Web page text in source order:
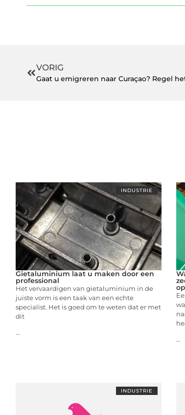
VORIG
Gaat u emigreren naar Curaçao? Regel
INDUSTRIE
Gietaluminium laat u maken door een
professional
Het vervaardigen van gietaluminium in de
juiste vorm is een taak van een echte
specialist. Het is goed om te weten dat er met
dit
...
...
INDUSTRIE